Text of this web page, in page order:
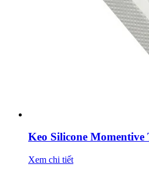
Keo Silicone
Xem chi tiết